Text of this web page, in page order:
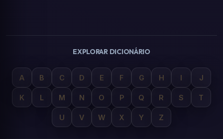
EXPLORAR DICIONÁRIO
A B C D E F G H I J
K L M N O P Q R S T
U V W X Y Z